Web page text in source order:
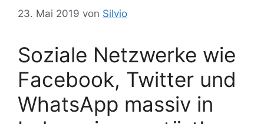
23. Mai 2019 von Silvio
Soziale Netzwerke wie
Facebook, Twitter und
WhatsApp massiv in